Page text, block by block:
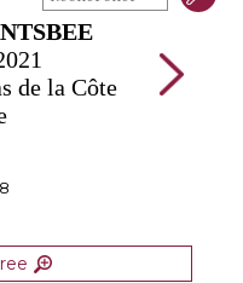
de la Côte